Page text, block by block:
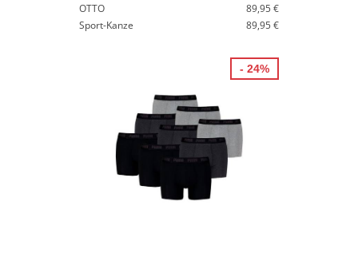
OTTO
89,95 €
Sport-Kanze
89,95 €
- 24%